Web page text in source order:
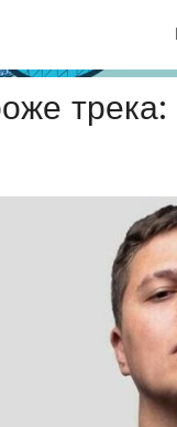
трека: